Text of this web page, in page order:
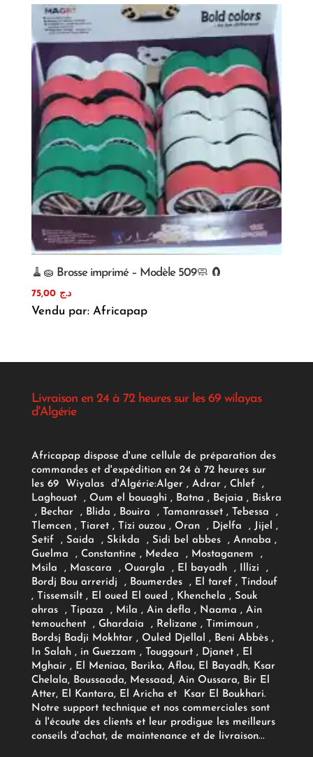
🧹🧽 Brosse imprimé – Modèle 509🧼 🧲
د.ج 75,00
Vendu par: Africapap
Livraison en 24 à 72 heures sur les 69 wilayas
d'Algérie
Africapap dispose d'une cellule de préparation des
commandes et d'expédition en 24 à 72 heures sur
les 69 Wiyalas d'Algérie:Alger , Adrar, Chlef ,
Laghouat , Oum el bouaghi , Batna , Bejaia , Biskra
, Bechar , Blida , Bouira , Tamanrasset , Tebessa ,
Tlemcen , Tiaret , Tizi ouzou , Oran , Djelfa , Jijel ,
Setif , Saida , Skikda , Sidi bel abbes , Annaba ,
Guelma , Constantine , Medea , Mostaganem ,
Msila , Mascara , Ouargla , El bayadh , Illizi ,
Bordj Bou arreridj , Boumerdes , El taref , Tindouf
, Tissemsilt , El oued El oued , Khenchela , Souk
ahras , Tipaza , Mila , Ain defla , Naama , Ain
temouchent , Ghardaia , Relizane , Timimoun ,
Bordsj Badji Mokhtar , Ouled Djellal , Beni Abbès ,
In Salah , in Guezzam , Touggourt , Djanet , El
Mghair , El Meniaa, Barika, Aflou, El Bayadh, Ksar
Chelala, Boussaada, Messaad, Ain Oussara, Bir El
Atter, El Kantara, El Aricha et Ksar El Boukhari.
Notre support technique et nos commerciales sont
à l'écoute des clients et leur prodigue les meilleurs
conseils d'achat, de maintenance et de livraison...